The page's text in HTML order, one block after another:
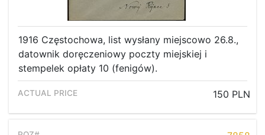
1916 Częstochowa, list wysłany miejscowo 26.8.,
datownik doręczeniowy poczty miejskiej i
stempelek opłaty 10 (fenigów).
150 PLN